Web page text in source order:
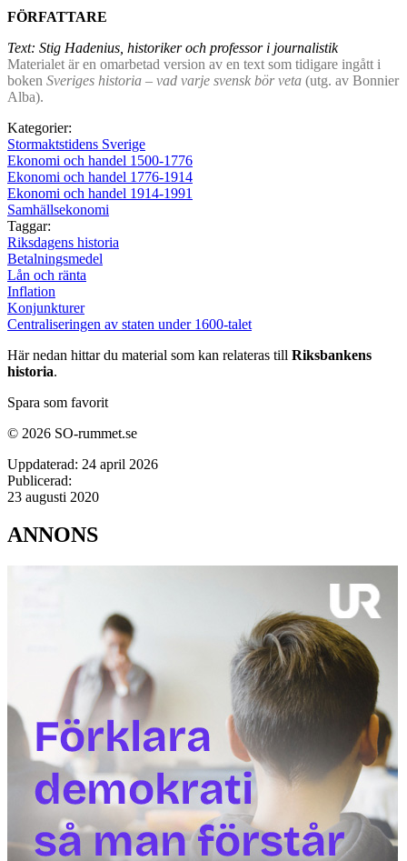
FÖRFATTARE
Text: Stig Hadenius, historiker och professor i journalistik
Materialet är en omarbetad version av en text som tidigare ingått i
boken Sveriges historia – vad varje svensk bör veta (utg. av Bonnier
Alba).
Kategorier:
Stormaktstidens Sverige
Ekonomi och handel 1500-1776
Ekonomi och handel 1776-1914
Ekonomi och handel 1914-1991
Samhällsekonomi
Taggar:
Riksdagens historia
Betalningsmedel
Lån och ränta
Inflation
Konjunkturer
Centraliseringen av staten under 1600-talet
Här nedan hittar du material som kan relateras till Riksbankens
historia.
Spara som favorit
© 2026 SO-rummet.se
Uppdaterad: 24 april 2026
Publicerad:
23 augusti 2020
ANNONS